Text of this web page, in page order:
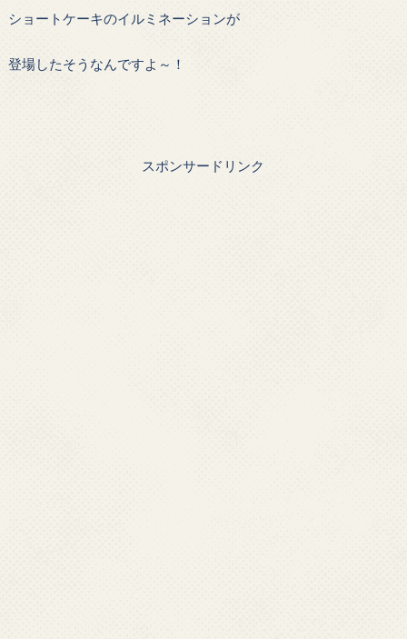
ショートケーキのイルミネーションが
登場したそうなんですよ～！
スポンサードリンク